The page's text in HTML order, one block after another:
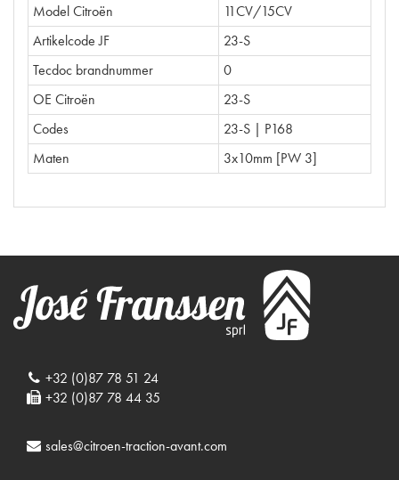
Model Citroën
11CV/15CV
Artikelcode JF
23-S
Tecdoc brandnummer
0
OE Citroën
23-S
Codes
23-S | P168
Maten
3x10mm [PW 3]
+32 (0)87 78 51 24
+32 (0)87 78 44 35
sales@citroen-traction-avant.com